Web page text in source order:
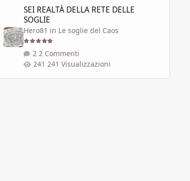
SEI REALTÀ DELLA RETE DELLE
SOGLIE
Hero81 in Le soglie del Caos
2 Commenti
241 Visualizzazioni